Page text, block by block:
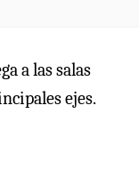
a las salas
ejes.